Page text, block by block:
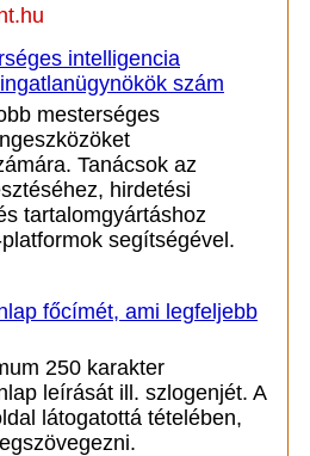
intelligencia
szám
mesterséges
Tanácsok az
hirdetési
tartalomgyártáshoz
segítségével.
főcímét, ami legfeljebb
250 karakter
leírását ill. szlogenjét. A
látogatottá tételében,